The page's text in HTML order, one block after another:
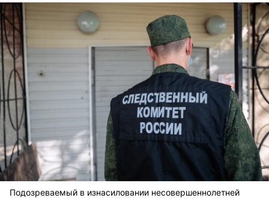
Подозреваемый в изнасиловании несовершеннолетней